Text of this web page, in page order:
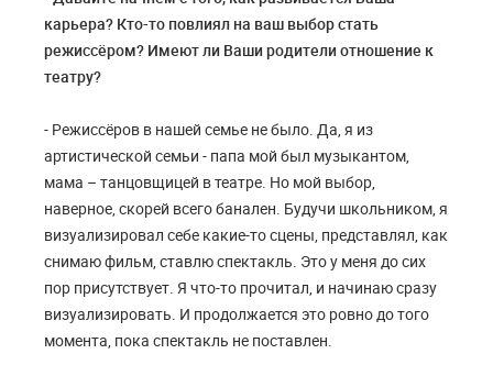
карьера? Кто-то повлиял на ваш выбор стать
режиссёром? Имеют ли Ваши родители отношение к
театру?
- Режиссёров в нашей семье не было. Да, я из
артистической семьи - папа мой был музыкантом,
мама – танцовщицей в театре. Но мой выбор,
наверное, скорей всего банален. Будучи школьником, я
визуализировал себе какие-то сцены, представлял, как
снимаю фильм, ставлю спектакль. Это у меня до сих
пор присутствует. Я что-то прочитал, и начинаю сразу
визуализировать. И продолжается это ровно до того
момента, пока спектакль не поставлен.